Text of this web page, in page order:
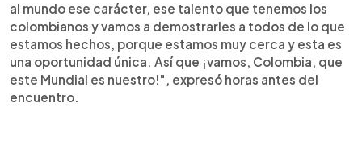
al mundo ese carácter, ese talento que tenemos los
colombianos y vamos a demostrarles a todos de lo que
estamos hechos, porque estamos muy cerca y esta es
una oportunidad única. Así que ¡vamos, Colombia, que
este Mundial es nuestro!", expresó horas antes del
encuentro.